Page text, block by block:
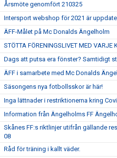
Årsmöte genomfört 210325
Intersport webshop för 2021 är
ÄFF-Målet på Mc Donalds Ängelholm
STÖTTA FÖRENINGSLIVET MED VARJE
Dags att putsa era fönster? Samtidigt
ÄFF i samarbete med Mc Donalds
Säsongens nya fotbollsskor är här!
Inga lättnader i restriktionerna kring
Information från Ängelholms FF
Skånes FF:s riktlinjer utifrån gällande
08
Råd för träning i kallt väder.